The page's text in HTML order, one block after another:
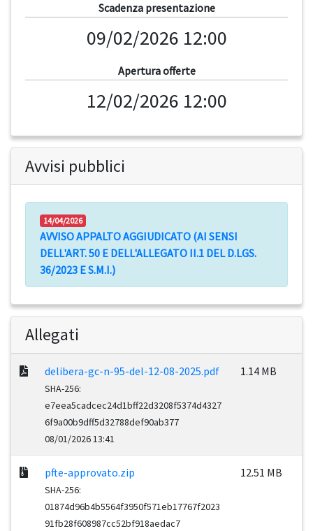
Scadenza presentazione
09/02/2026 12:00
Apertura offerte
12/02/2026 12:00
Avvisi pubblici
14/04/2026
AVVISO APPALTO AGGIUDICATO (AI SENSI
DELL'ART. 50 E DELL'ALLEGATO II.1 DEL D.LGS.
36/2023 E S.M.I.)
Allegati
delibera-gc-n-95-del-12-08-2025.pdf
SHA-256:
e7eea5cadcec24d1bff22d3208f5374d4327
6f9a00b9dff5d32788def90ab377
08/01/2026 13:41
1.14 MB
pfte-approvato.zip
SHA-256:
01874d96b4b5564f3950f571eb17767f2023
91fb28f608987cc52bf918aedac7
12.51 MB